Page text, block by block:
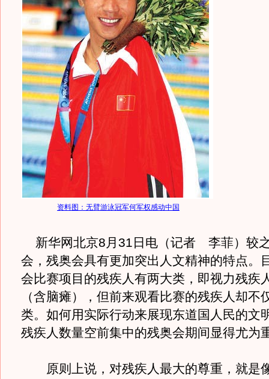
资料图：无臂游泳冠军何军权感动中国
新华网北京8月31日电（记者 李菲）较
会，残奥会具有更加突出人文精神的特点。
会比赛项目的残疾人有两大类，即视力残疾
（含脑瘫），但前来观看比赛的残疾人却不
类。如何用实际行动来展现东道国人民的文
残疾人数量空前集中的残奥会期间显得尤为
原则上说，对残疾人最大的尊重，就是